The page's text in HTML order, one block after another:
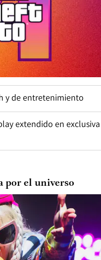
y de entretenimiento
extendido en exclusiva
por el universo